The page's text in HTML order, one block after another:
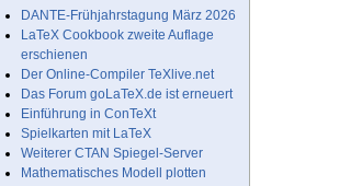
DANTE-Frühjahrstagung März 2026
LaTeX Cookbook zweite Auflage
erschienen
Der Online-Compiler TeXlive.net
Das Forum goLaTeX.de ist erneuert
Einführung in ConTeXt
Spielkarten mit LaTeX
Weiterer CTAN Spiegel-Server
Mathematisches Modell plotten